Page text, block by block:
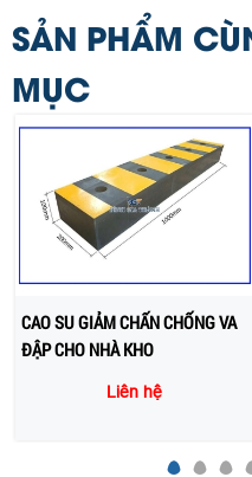
SẢN PHẨM
MỤC
CAO SU GIẢM CHẤN CHỐNG VA
ĐẬP CHO NHÀ KHO
Liên hệ